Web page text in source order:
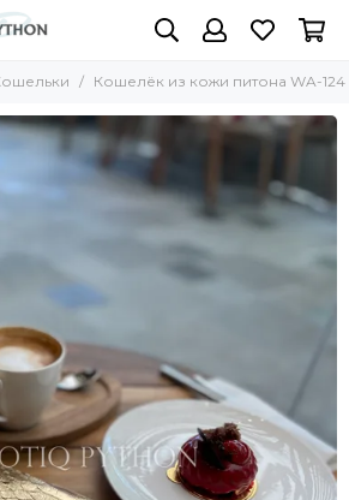
Кошелёк из кожи питона WA-124